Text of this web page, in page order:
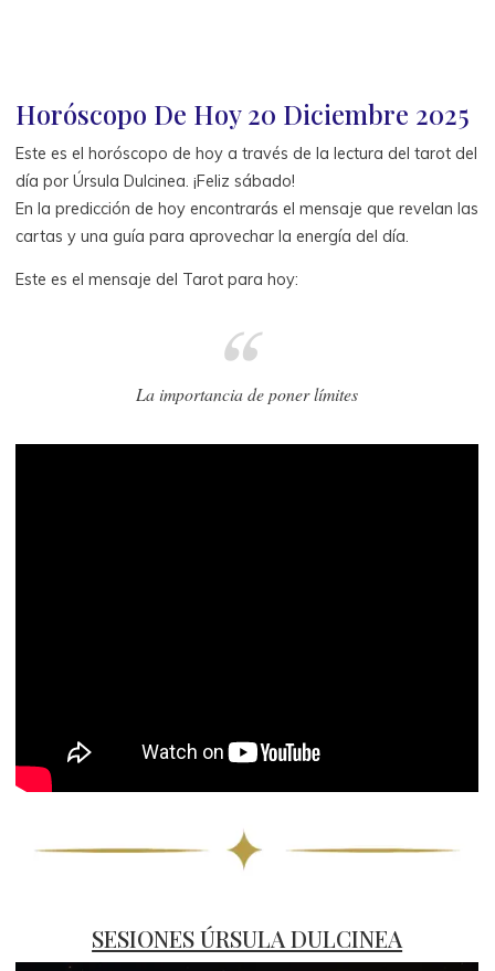
Horóscopo De Hoy 20 Diciembre 2025
Este es el horóscopo de hoy a través de la lectura del tarot del
día por Úrsula Dulcinea. ¡Feliz sábado!
En la predicción de hoy encontrarás el mensaje que revelan las
cartas y una guía para aprovechar la energía del día.
Este es el mensaje del Tarot para hoy:
La importancia de poner límites
SESIONES ÚRSULA DULCINEA